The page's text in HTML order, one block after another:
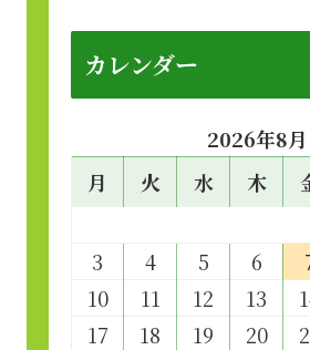
カレンダー
2026年8月
月
火 水 木
3
4 5 6
10
11 12 13
17
18 19 20